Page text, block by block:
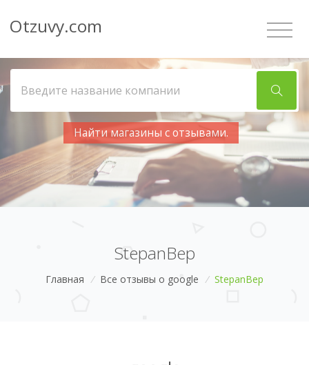
Otzuvy.com
Найти магазины с отзывами.
StepanBep
Главная / Все отзывы о google / StepanBep